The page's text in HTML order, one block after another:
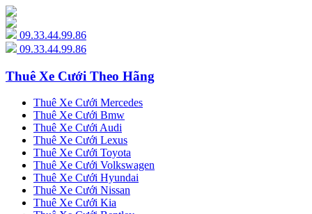
09.33.44.99.86
09.33.44.99.86
Thuê Xe Cưới Theo Hãng
Thuê Xe Cưới Mercedes
Thuê Xe Cưới Bmw
Thuê Xe Cưới Audi
Thuê Xe Cưới Lexus
Thuê Xe Cưới Toyota
Thuê Xe Cưới Volkswagen
Thuê Xe Cưới Hyundai
Thuê Xe Cưới Nissan
Thuê Xe Cưới Kia